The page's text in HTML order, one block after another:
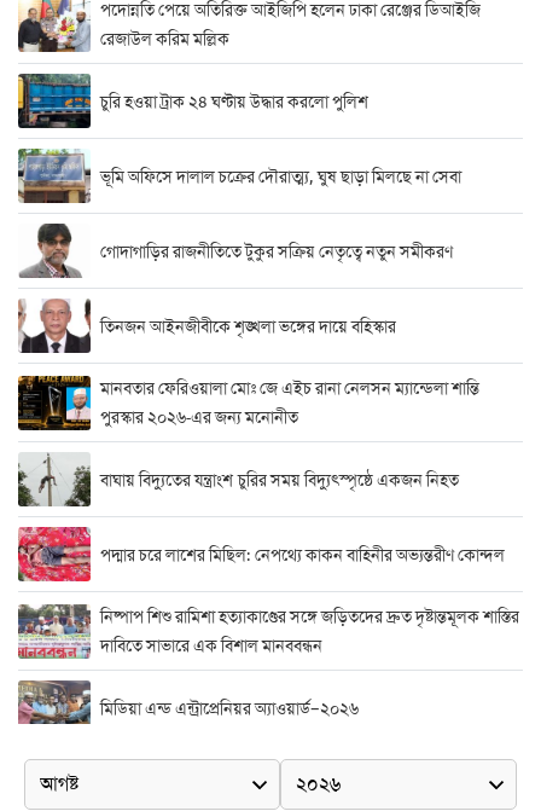
পদোন্নতি পেয়ে অতিরিক্ত আইজিপি হলেন ঢাকা রেঞ্জের ডিআইজি
রেজাউল করিম মল্লিক
চুরি হওয়া ট্রাক ২৪ ঘণ্টায় উদ্ধার করলো পুলিশ
ভূমি অফিসে দালাল চক্রের দৌরাত্ম্য, ঘুষ ছাড়া মিলছে না সেবা
গোদাগাড়ির রাজনীতিতে টুকুর সক্রিয় নেতৃত্বে নতুন সমীকরণ
তিনজন আইনজীবীকে শৃঙ্খলা ভঙ্গের দায়ে বহিস্কার
মানবতার ফেরিওয়ালা মোঃ জে এইচ রানা নেলসন ম্যান্ডেলা শান্তি
পুরস্কার ২০২৬-এর জন্য মনোনীত
বাঘায় বিদ্যুতের যন্ত্রাংশ চুরির সময় বিদ্যুৎস্পৃষ্ঠে একজন নিহত
পদ্মার চরে লাশের মিছিল: নেপথ্যে কাকন বাহিনীর অভ্যন্তরীণ কোন্দল
নিষ্পাপ শিশু রামিশা হত্যাকাণ্ডের সঙ্গে জড়িতদের দ্রুত দৃষ্টান্তমূলক শাস্তির
দাবিতে সাভারে এক বিশাল মানববন্ধন
মিডিয়া এন্ড এন্ট্রাপ্রেনিয়র অ্যাওয়ার্ড–২০২৬
র‍্যাবের বিশেষ অভিযান: বিদেশি পিস্তল, গুলি, মাদক ও নগদ অর্থ উদ্ধার,